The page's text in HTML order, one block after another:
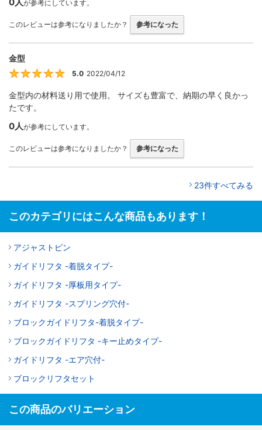
が参考にしています。
このレビューは参考になりましたか？ 参考になった
金型
5
5.0 2022/04/12
金型内の材料送り用で使用。 サイズも豊富で、納期の早く良かっ
たです。
0人が参考にしています。
このレビューは参考になりましたか？ 参考になった
23件すべてみる
このカテゴリにはこんな商品もあります！
アジャストピン
ガイドリフタ -着脱タイプ-
ガイドリフタ -厚板用タイプ-
ガイドリフタ -スプリング穴付-
ブロックガイドリフタ-着脱タイプ-
ブロックガイドリフタ -キー止めタイプ-
ガイドリフタ -エア穴付-
ブロックリフタセット
この商品のバリエーション